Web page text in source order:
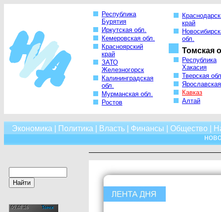
Республика
Бурятия
Иркутская обл.
Кемеровская обл.
Красноярский
край
ЗАТО
Железногорск
Калининградская
обл.
Мурманская обл.
Ростов
край
обл.
Томская
Республика
Хакасия
Тверская
Кавказ
Алтай
Экономика Политика Власть| Финансы Общество